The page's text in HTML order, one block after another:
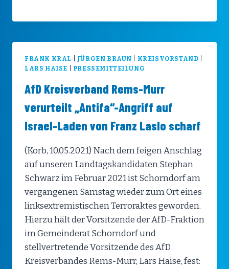
FRANK KRAL JÜRGEN BRAUN KREISVORSTAND
LARS HAISE
PRESSEMITTEILUNG
AfD Kreisverband Rems-Murr
verurteilt „Antifa“-Angriff auf
Israel-Laden von Franz Laslo scharf
(Korb, 10.05.2021) Nach dem feigen Anschlag
auf unseren Landtagskandidaten Stephan
Schwarz im Februar 2021 ist Schorndorf am
vergangenen Samstag wieder zum Ort eines
linksextremistischen Terroraktes geworden.
Hierzu hält der Vorsitzende der AfD-Fraktion
im Gemeinderat Schorndorf und
stellvertretende Vorsitzende des AfD
Kreisverbandes Rems-Murr, Lars Haise, fest: